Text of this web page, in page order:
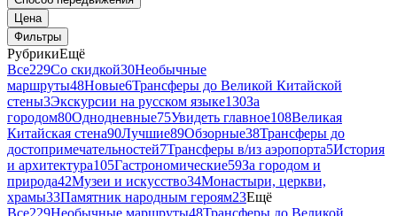
Цена
Фильтры
РубрикиЕщё
Все229Со скидкой30Необычные
маршруты48Новые6Трансферы до Великой Китайской
стены3Экскурсии на русском языке130За
городом80Однодневные75Увидеть главное108Великая
Китайская стена90Лучшие89Обзорные38Трансферы до
достопримечательностей7Трансферы в/из аэропорта5История
и архитектура105Гастрономические59За городом и
природа42Музеи и искусство34Монастыри, церкви,
храмы33Памятник народным героям23Ещё
Все229Необычные маршруты48Трансферы до Великой